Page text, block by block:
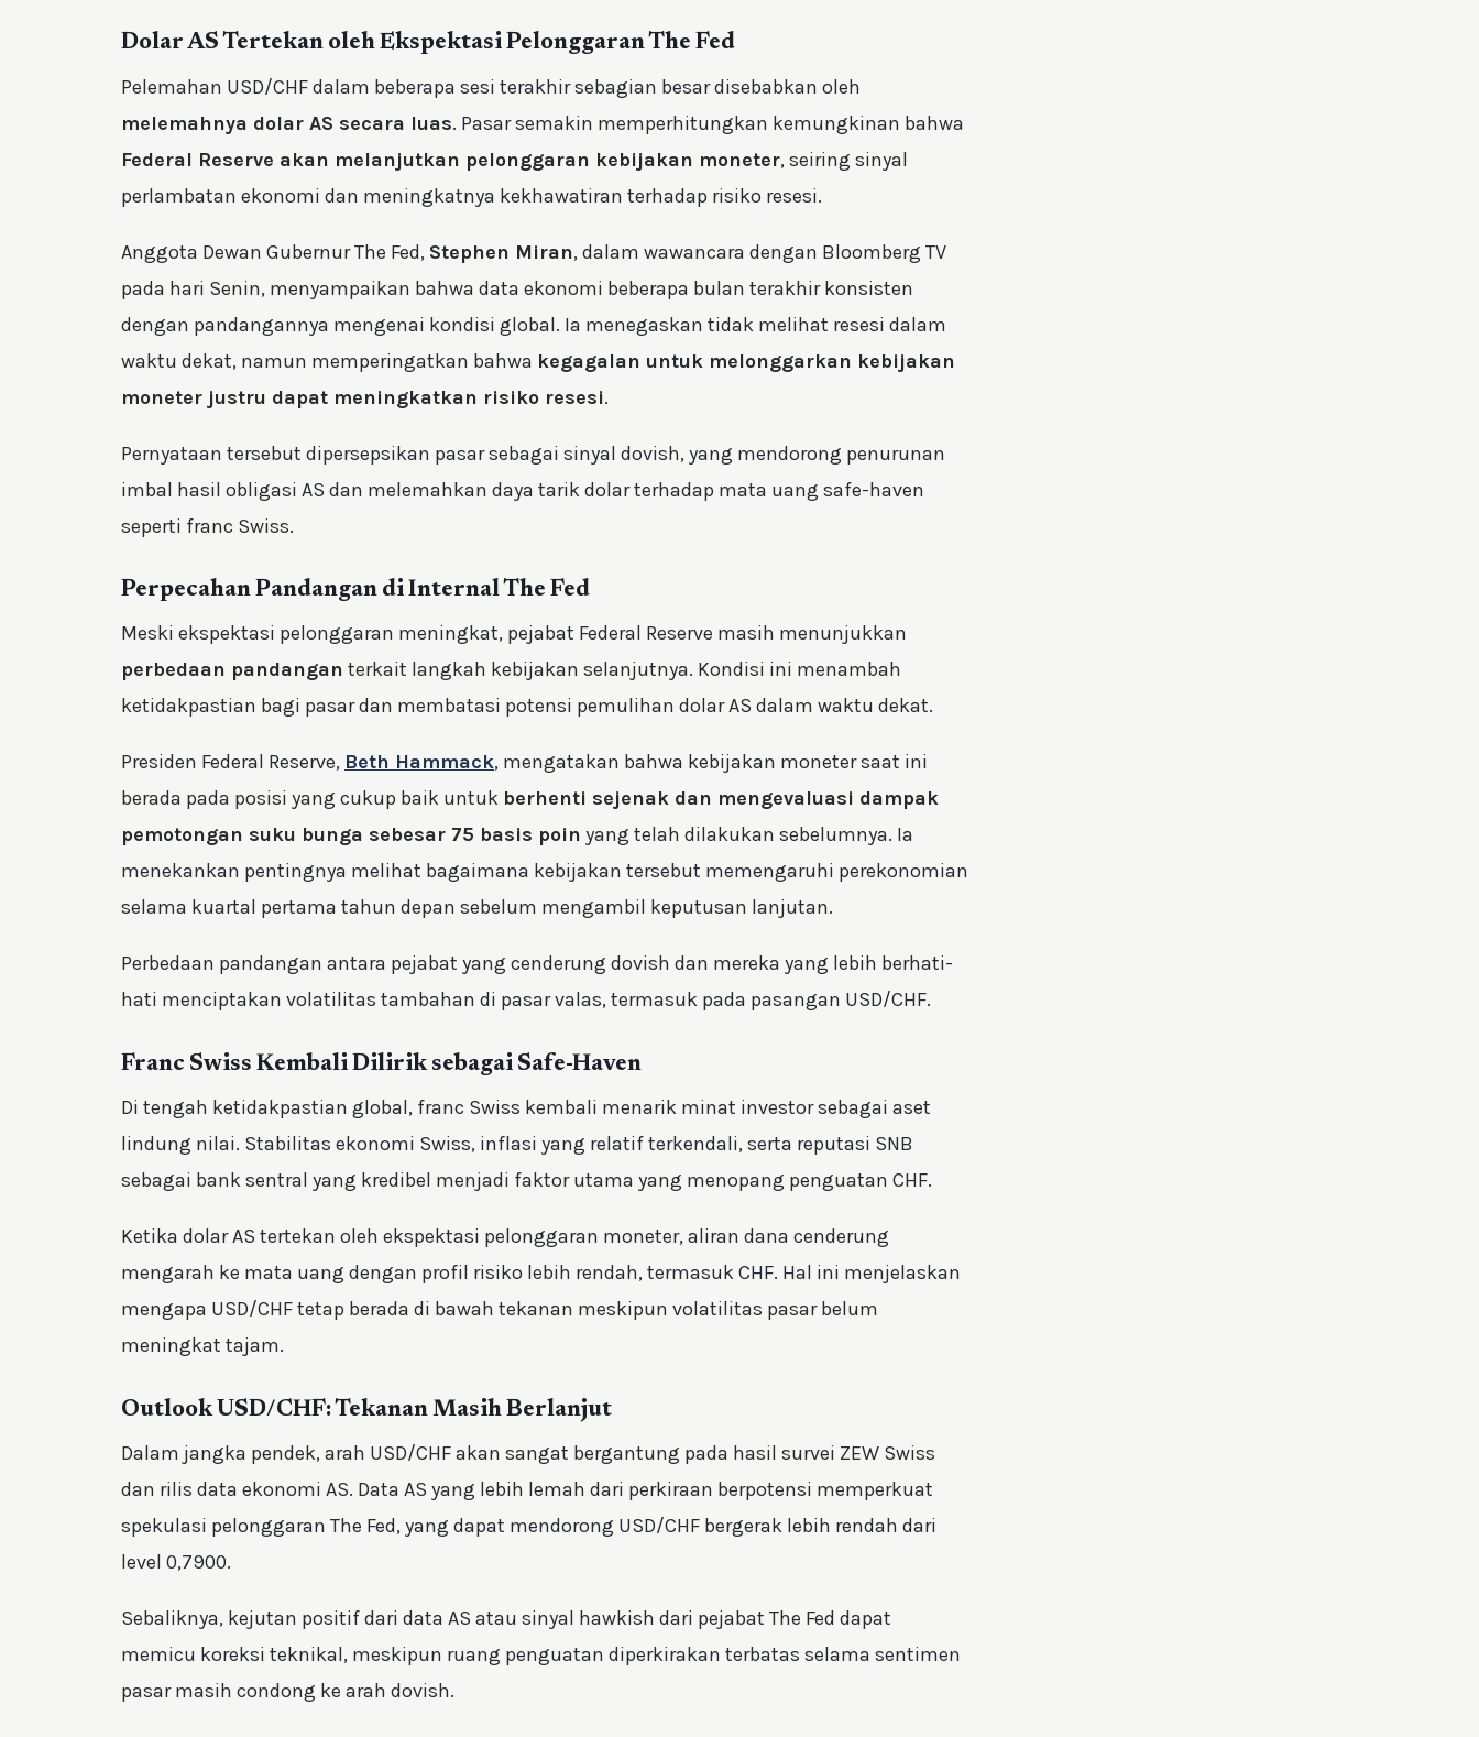
Dolar AS Tertekan oleh Ekspektasi Pelonggaran The Fed
Pelemahan USD/CHF dalam beberapa sesi terakhir sebagian besar disebabkan oleh
melemahnya dolar AS secara luas. Pasar semakin memperhitungkan kemungkinan bahwa
Federal Reserve akan melanjutkan pelonggaran kebijakan moneter, seiring sinyal
perlambatan ekonomi dan meningkatnya kekhawatiran terhadap risiko resesi.
Anggota Dewan Gubernur The Fed, Stephen Miran, dalam wawancara dengan Bloomberg TV
pada hari Senin, menyampaikan bahwa data ekonomi beberapa bulan terakhir konsisten
dengan pandangannya mengenai kondisi global. Ia menegaskan tidak melihat resesi dalam
waktu dekat, namun memperingatkan bahwa kegagalan untuk melonggarkan kebijakan
moneter justru dapat meningkatkan risiko resesi.
Pernyataan tersebut dipersepsikan pasar sebagai sinyal dovish, yang mendorong penurunan
imbal hasil obligasi AS dan melemahkan daya tarik dolar terhadap mata uang safe-haven
seperti franc Swiss.
Perpecahan Pandangan di Internal The Fed
Meski ekspektasi pelonggaran meningkat, pejabat Federal Reserve masih menunjukkan
perbedaan pandangan terkait langkah kebijakan selanjutnya. Kondisi ini menambah
ketidakpastian bagi pasar dan membatasi potensi pemulihan dolar AS dalam waktu dekat.
Presiden Federal Reserve, Beth Hammack, mengatakan bahwa kebijakan moneter saat ini
berada pada posisi yang cukup baik untuk berhenti sejenak dan mengevaluasi dampak
pemotongan suku bunga sebesar 75 basis poin yang telah dilakukan sebelumnya. Ia
menekankan pentingnya melihat bagaimana kebijakan tersebut memengaruhi perekonomian
selama kuartal pertama tahun depan sebelum mengambil keputusan lanjutan.
Perbedaan pandangan antara pejabat yang cenderung dovish dan mereka yang lebih berhati-
hati menciptakan volatilitas tambahan di pasar valas, termasuk pada pasangan USD/CHF.
Franc Swiss Kembali Dilirik sebagai Safe-Haven
Di tengah ketidakpastian global, franc Swiss kembali menarik minat investor sebagai aset
lindung nilai. Stabilitas ekonomi Swiss, inflasi yang relatif terkendali, serta reputasi SNB
sebagai bank sentral yang kredibel menjadi faktor utama yang menopang penguatan CHF.
Ketika dolar AS tertekan oleh ekspektasi pelonggaran moneter, aliran dana cenderung
mengarah ke mata uang dengan profil risiko lebih rendah, termasuk CHF. Hal ini menjelaskan
mengapa USD/CHF tetap berada di bawah tekanan meskipun volatilitas pasar belum
meningkat tajam.
Outlook USD/CHF: Tekanan Masih Berlanjut
Dalam jangka pendek, arah USD/CHF akan sangat bergantung pada hasil survei ZEW Swiss
dan rilis data ekonomi AS. Data AS yang lebih lemah dari perkiraan berpotensi memperkuat
spekulasi pelonggaran The Fed, yang dapat mendorong USD/CHF bergerak lebih rendah dari
level 0,7900.
Sebaliknya, kejutan positif dari data AS atau sinyal hawkish dari pejabat The Fed dapat
memicu koreksi teknikal, meskipun ruang penguatan diperkirakan terbatas selama sentimen
pasar masih condong ke arah dovish.